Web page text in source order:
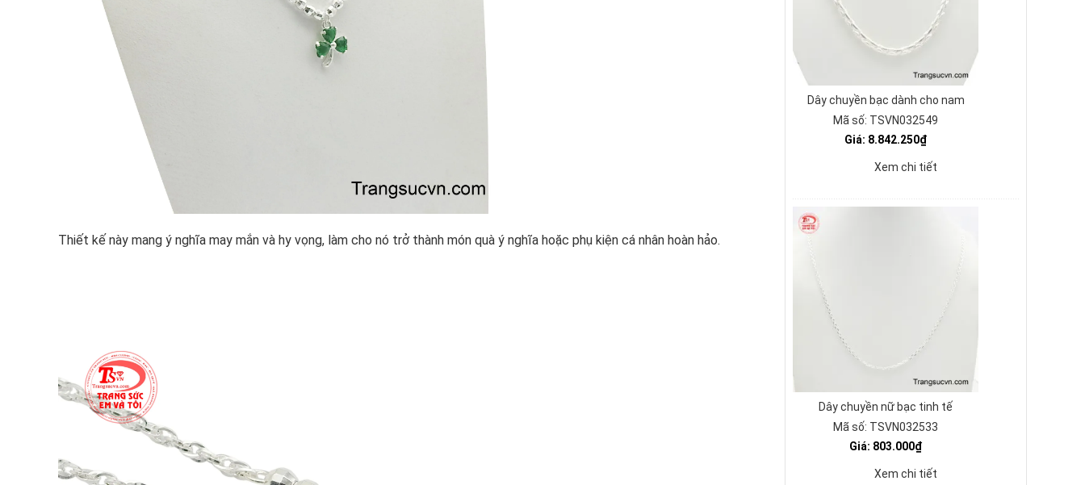
Thiết kế này mang ý nghĩa may mắn và hy vọng, làm cho nó trở thành món quà ý nghĩa hoặc phụ kiện cá nhân hoàn hảo.
Dây chuyền bạc dành cho nam
Mã số: TSVN032549
Giá: 8.842.250₫
Xem chi tiết
Dây chuyền nữ bạc tinh tế
Mã số: TSVN032533
Giá: 803.000₫
Xem chi tiết